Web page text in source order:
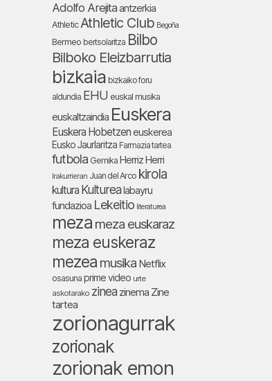
Adolfo Arejitaantzerkia
Athletic Athletic Club Begoña
Bermeo bertsolaritza Bilbo
Bilboko Eleizbarrutia
bizkaia bizkaiko foru
aldundia EHU euskal musika
euskaltzaindia Euskera
Euskera Hobetzeneuskerea
Eusko Jaurlaritza Farmazia tartea
futbola Gernika Herriz Herri
Irakurrieran Juan del Arco kirola
kultura Kulturealabayru
fundazioa Lekeitio literaturea
meza meza euskaraz
meza euskeraz
mezea musika Netflix
osasuna prime video urte
askotarako zinea zinema Zine
tartea
zorionagurrak
zorionak
zorionak emon